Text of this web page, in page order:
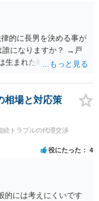
に相談することもよろ
的に長男を決める事が
誰になりますか？ →戸
生まれた順ですから、
内容が最優先にされる
形式を守っている限り
法律的に優位になれそ
位に立つことはできま
作れないはずの事
のは一つの手です。
。 →一般論としては可
なられた後に動くこ
相場と対応策
続トラブルの代理交渉
役にたった 4
的には考えにくいです